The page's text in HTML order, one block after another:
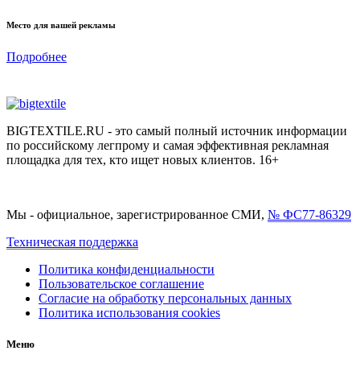
Место для вашей рекламы
Подробнее
BIGTEXTILE.RU - это самый полный источник информации
по российскому легпрому и самая эффективная рекламная
площадка для тех, кто ищет новых клиентов. 16+
Мы - официальное, зарегистрированное СМИ, № ФС77-86329
Техническая поддержка
Политика конфиденциальности
Пользовательское соглашение
Согласие на обработку персональных данных
Политика использования cookies
Меню